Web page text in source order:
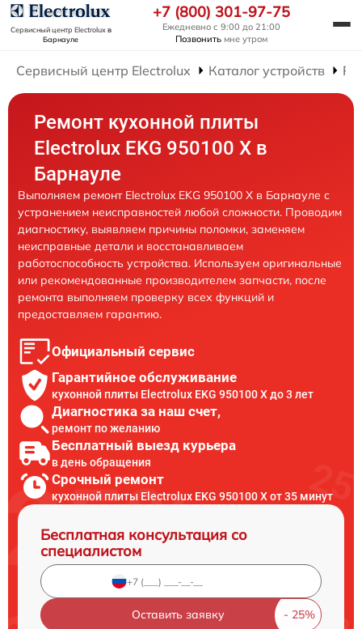
Сервисный центр Electroluxв
Барнауле
+7 (800) 301-97-75
Ежедневно с 9:00 до 21:00
Позвонить мне утром
Сервисный центр Electrolux Каталог устройств
Ремонт кухонной плиты
Electrolux EKG 950100 X в
Барнауле
Выполняем ремонт Electrolux EKG 950100 X в Барнауле с
устранением неисправностей любой сложности. Проводим
диагностику, выявляем причины поломки, заменяем
неисправные детали и восстанавливаем
работоспособность устройства. Используем оригинальные
или рекомендованные производителем запчасти, после
ремонта выполняем проверку всех функций и
предоставляем гарантию.
Официальный сервис
Гарантийное обслуживание
кухонной плиты Electrolux EKG 950100 X до 3 лет
Диагностика за наш счет,
ремонт по желанию
Бесплатный выезд курьера
в день обращения
Срочный ремонт
кухонной плиты Electrolux EKG 950100 X от 35 минут
Бесплатная консультация со
специалистом
Оставить заявку